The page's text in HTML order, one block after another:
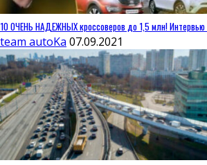
10 ОЧЕНЬ НАДЕЖНЫХ кроссоверов до 1,5 млн!
team autoKa 07.09.2021